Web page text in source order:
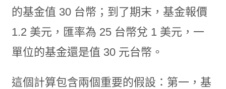
的基金值 30 台幣；到了期末，基金報價
1.2 美元，匯率為 25 台幣兌 1 美元，一
單位的基金還是值 30 元台幣。
這個計算包含兩個重要的假設：第一，基